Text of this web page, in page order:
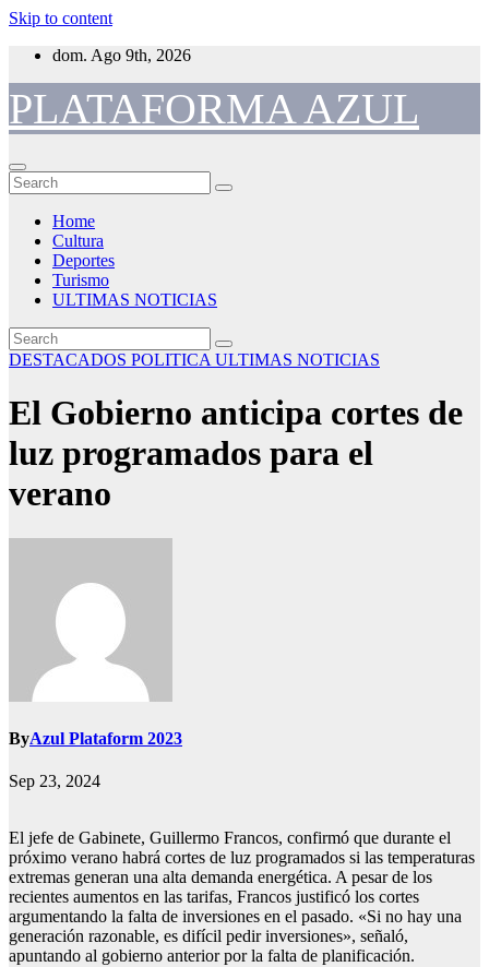
Skip to content
dom. Ago 9th, 2026
PLATAFORMA AZUL
Home
Cultura
Deportes
Turismo
ULTIMAS NOTICIAS
DESTACADOS POLITICA ULTIMAS NOTICIAS
El Gobierno anticipa cortes de
luz programados para el
verano
ByAzul Plataform 2023
Sep 23, 2024
El jefe de Gabinete, Guillermo Francos, confirmó que durante el
próximo verano habrá cortes de luz programados si las temperaturas
extremas generan una alta demanda energética. A pesar de los
recientes aumentos en las tarifas, Francos justificó los cortes
argumentando la falta de inversiones en el pasado. «Si no hay una
generación razonable, es difícil pedir inversiones», señaló,
apuntando al gobierno anterior por la falta de planificación.